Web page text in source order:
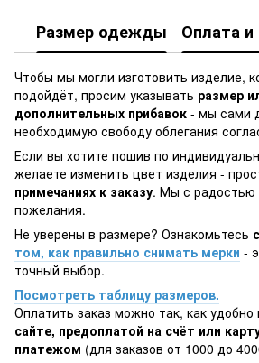
Размер одежды Оплата
Чтобы мы могли изготовить изделие,
подойдёт, просим указывать размер
дополнительных прибавок - мы сами
необходимую свободу облегания
Если вы хотите пошив по
желаете изменить цвет изделия -
примечаниях к заказу. Мы с радостью
пожелания.
Не уверены в размере? Ознакомьтесь с
том, как правильно снимать мерки -
точный выбор.
Посмотреть таблицу размеров.
Оплатить заказ можно так, как удобно
сайте, предоплатой на счёт или
платежом (для заказов от 1000 до